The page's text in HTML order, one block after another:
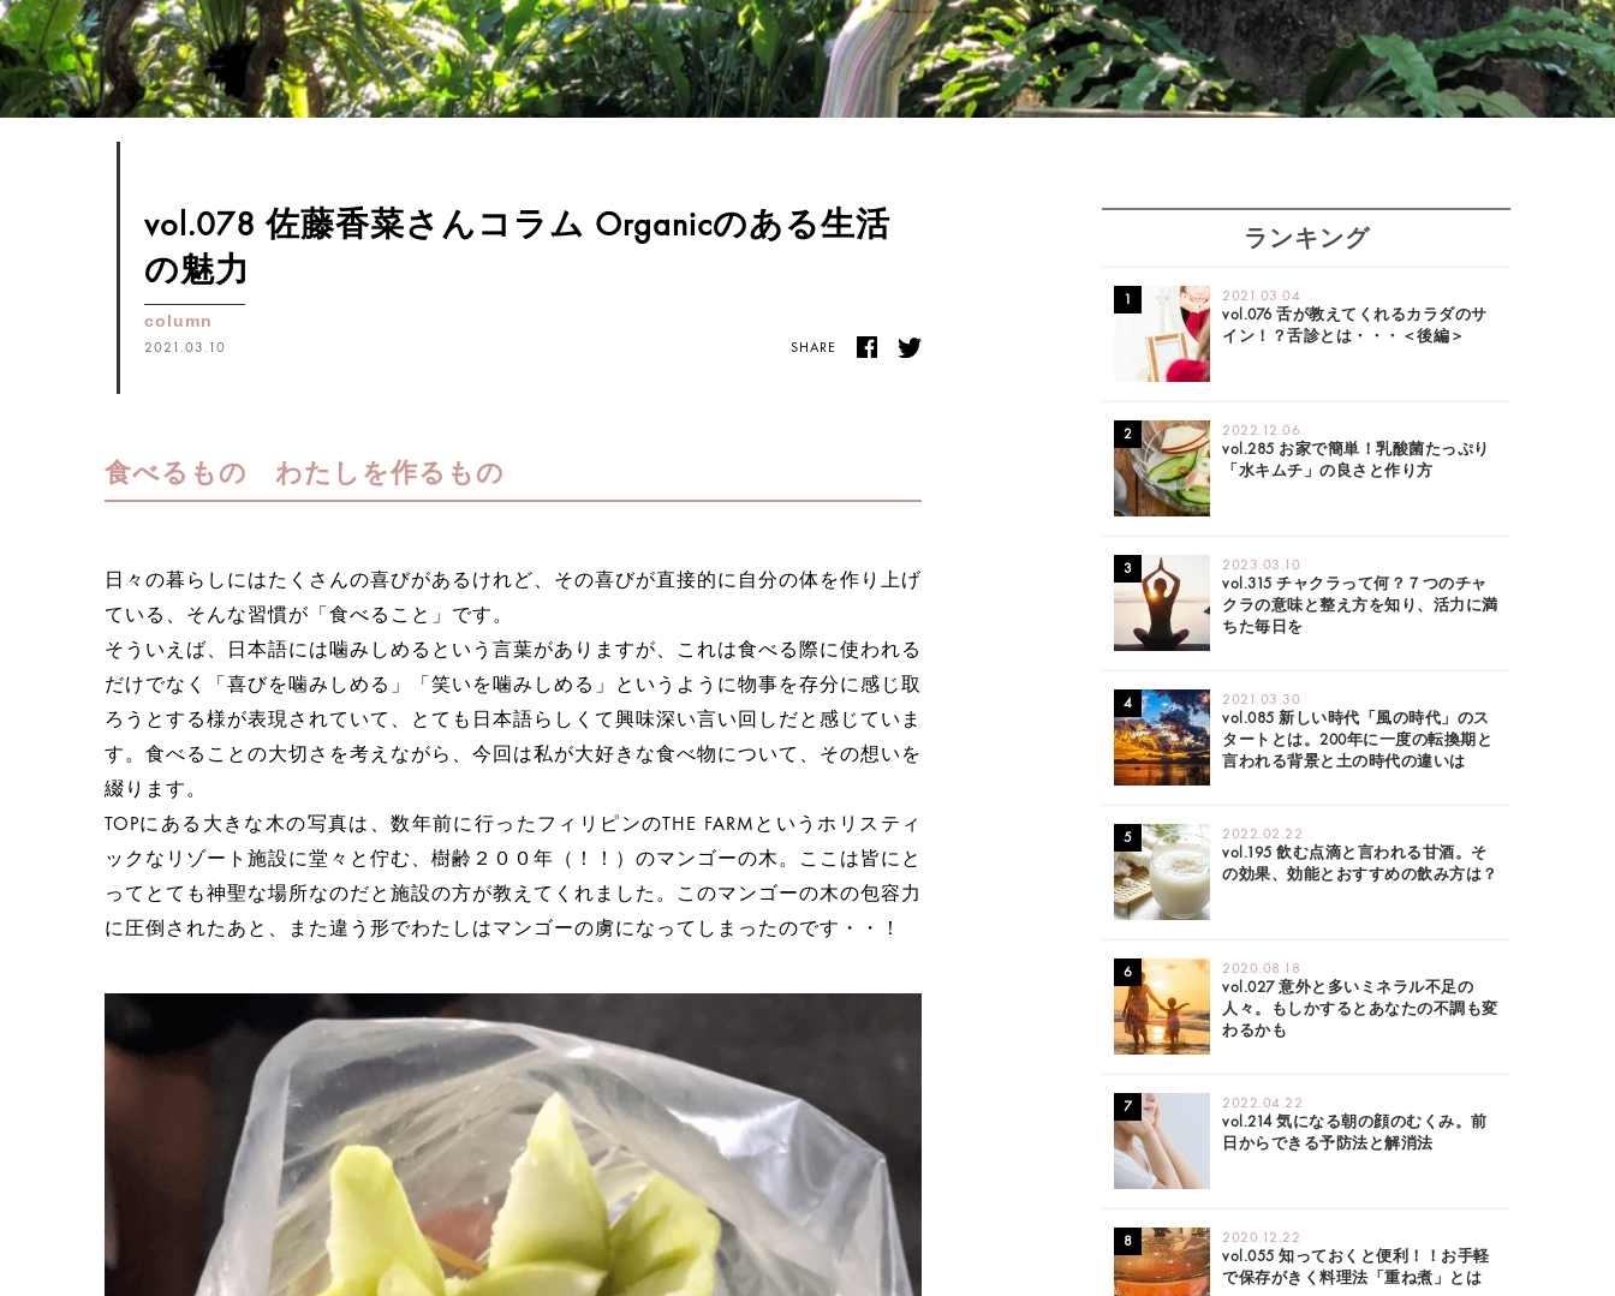
vol.078 佐藤香菜さんコラム Organicのある生活
の魅力
column
2021.03.10 SHARE
食べるもの わたしを作るもの
日々の暮らしにはたくさんの喜びがあるけれど、その喜びが直接的に自分の体を作り上げ
ている、そんな習慣が「食べること」です。
そういえば、日本語には噛みしめるという言葉がありますが、これは食べる際に使われる
だけでなく「喜びを噛みしめる」「笑いを噛みしめる」というように物事を存分に感じ取
ろうとする様が表現されていて、とても日本語らしくて興味深い言い回しだと感じていま
す。食べることの大切さを考えながら、今回は私が大好きな食べ物について、その想いを
綴ります。
TOPにある大きな木の写真は、数年前に行ったフィリピンのTHE FARMというホリスティ
ックなリゾート施設に堂々と佇む、樹齢２００年（！！）のマンゴーの木。ここは皆にと
ってとても神聖な場所なのだと施設の方が教えてくれました。このマンゴーの木の包容力
に圧倒されたあと、また違う形でわたしはマンゴーの虜になってしまったのです・・！
ランキング
2021.03.04
vol.076 舌が教えてくれるカラダのサ
イン！？舌診とは・・・＜後編＞
2022.12.06
vol.285 お家で簡単！乳酸菌たっぷり
「水キムチ」の良さと作り方
2023.03.10
vol.315 チャクラって何？７つのチャ
クラの意味と整え方を知り、活力に満
ちた毎日を
2021.03.30
vol.085 新しい時代「風の時代」のス
タートとは。200年に一度の転換期と
言われる背景と土の時代の違いは
2022.02.22
vol.195 飲む点滴と言われる甘酒。そ
の効果、効能とおすすめの飲み方は？
2020.08.18
vol.027 意外と多いミネラル不足の
人々。もしかするとあなたの不調も変
わるかも
2022.04.22
vol.214 気になる朝の顔のむくみ。前
日からできる予防法と解消法
2020.12.22
vol.055 知っておくと便利！！お手軽
で保存がきく料理法「重ね煮」とは